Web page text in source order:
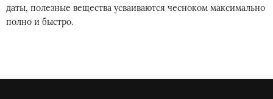
даты, полезные вещества усваиваются чесноком максимально
полно и быстро.